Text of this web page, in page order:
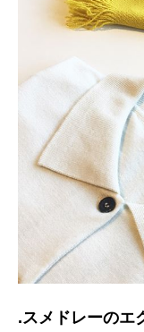
.スメドレーのエ